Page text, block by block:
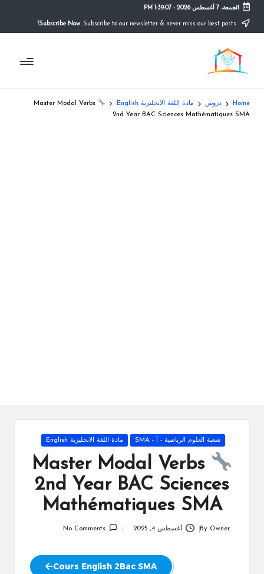
content
الجمعة، 7 أغسطس 2026 -
1:39:07 PM
Subscribe Now!
م
و
ق
ع
التعليم
الصريح
Home دروس مادة اللغة الانجليزية English
Master Modal Verbs
2nd Year BAC Sciences Mathématiques SMA
Posted
شعبة العلوم الرياضية - أ - SMA مادة اللغة الانجليزية English
Master Modal Verbs
2nd Year BAC Sciences
Mathématiques SMA
By Owner أغسطس 4, 2025 No Comments
Cours English 2Bac SMA